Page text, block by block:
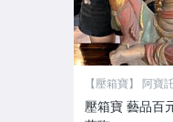
【壓箱寶】 阿寶
壓箱寶 藝品百